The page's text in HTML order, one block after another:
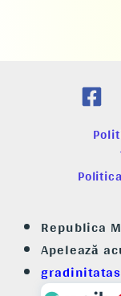
Republica
Apelează